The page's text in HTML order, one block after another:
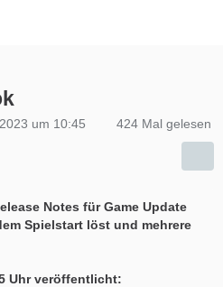
um 10:45 424 Mal gelesen
Notes für Game Update
Spielstart löst und mehrere
Uhr veröffentlicht: